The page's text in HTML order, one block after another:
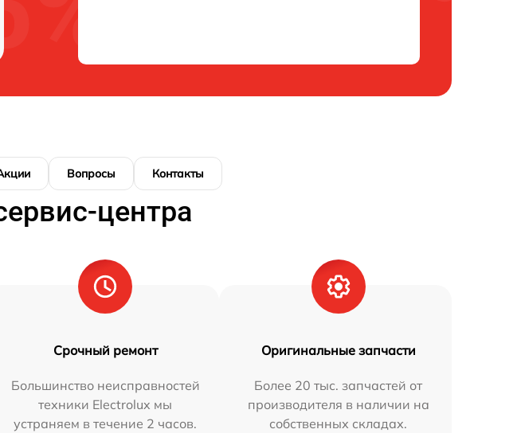
Вопросы Контакты
центра
Срочный ремонт
Большинство неисправностей
техники Electrolux мы
устраняем в течение 2 часов.
Оригинальные запчасти
Более 20 тыс. запчастей от
производителя в наличии на
собственных складах.